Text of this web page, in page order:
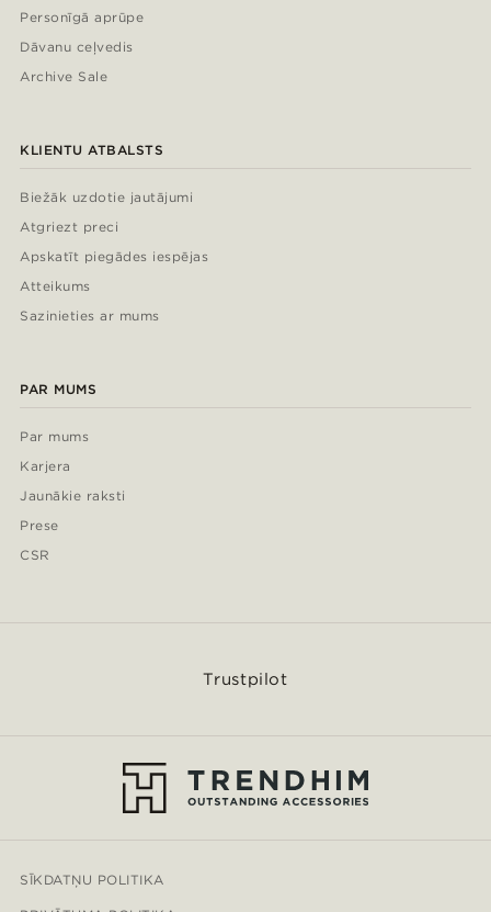
Personīgā aprūpe
Dāvanu ceļvedis
Archive Sale
KLIENTU ATBALSTS
Biežāk uzdotie jautājumi
Atgriezt preci
Apskatīt piegādes iespējas
Atteikums
Sazinieties ar mums
PAR MUMS
Par mums
Karjera
Jaunākie raksti
Prese
CSR
Trustpilot
SĪKDATŅU POLITIKA